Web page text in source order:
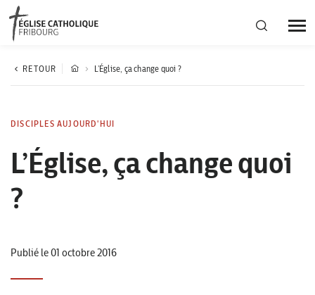
Région diocésaine
Agenda
Corporation cantonale
RETOUR L’Église, ça change quoi ?
DISCIPLES AUJOURD'HUI
L’Église, ça change quoi
?
Publié le 01 octobre 2016